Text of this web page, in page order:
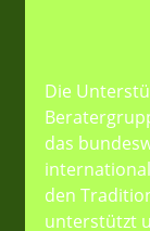
Die
das
den
unterstützt